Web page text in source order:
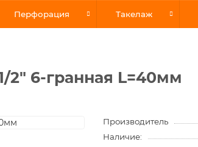
Перфорация Такелаж
2" 6-гранная L=40мм
Производитель
Наличие: